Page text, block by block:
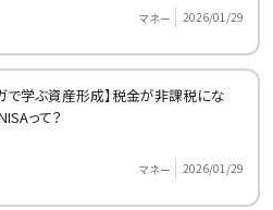
マネー 2026/01/29
で学ぶ資産形成】税金が非課税にな
って？
マネー 2026/01/29